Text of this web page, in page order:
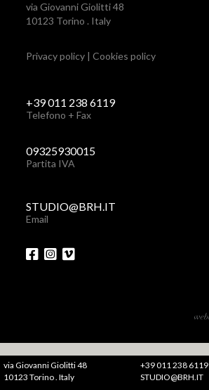
via Giovanni Giolitti 48
10123 Torino . Italy
Privacy policy |Cookies policy
+39 011 238 6119
Telefono + Fax
09325930015
Partita IVA
STUDIO@BRH.IT
Email
via Giovanni Giolitti 48
10123 Torino . Italy
+39 011 238 6119
STUDIO@BRH.IT